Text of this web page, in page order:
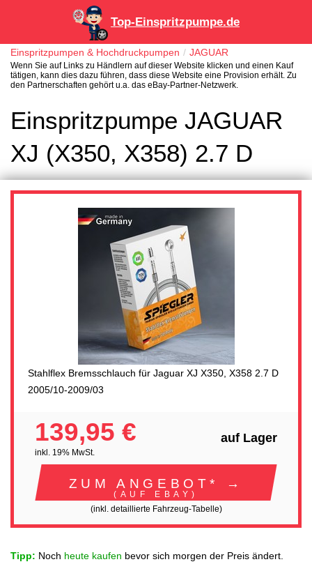
Top-Einspritzpumpe.de
Einspritzpumpen & Hochdruckpumpen JAGUAR
Wenn Sie auf Links zu Händlern auf dieser Website klicken und einen Kauf
tätigen, kann dies dazu führen, dass diese Website eine Provision erhält. Zu
den Partnerschaften gehört u.a. das eBay-Partner-Netzwerk.
Einspritzpumpe JAGUAR
XJ (X350, X358) 2.7 D
Stahlflex Bremsschlauch für Jaguar XJ X350, X358 2.7 D
2005/10-2009/03
139,95 €
inkl. 19% MwSt.
auf Lager
ZUM ANGEBOT* →
(AUF EBAY)
(inkl. detaillierte Fahrzeug-Tabelle)
Tipp: Noch heute kaufen bevor sich morgen der Preis ändert.